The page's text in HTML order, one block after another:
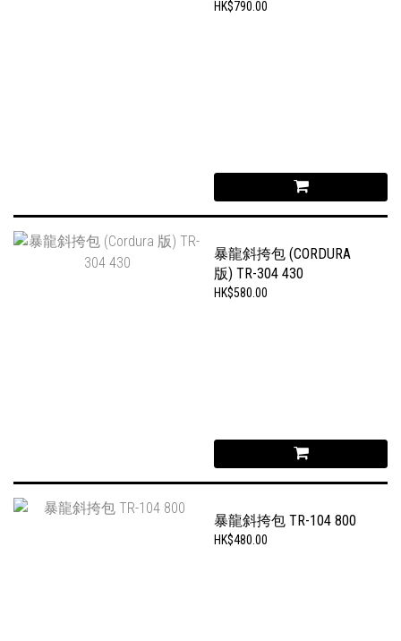
HK$790.00
暴龍斜挎包 (CORDURA
版) TR-304 430
HK$580.00
暴龍斜挎包 TR-104 800
HK$480.00